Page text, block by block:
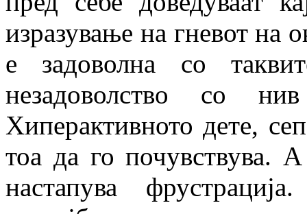
изразување на гневот на
е задоволна со
незадоволство со
Хиперактивното дете,
тоа да го почувствува.
настапува